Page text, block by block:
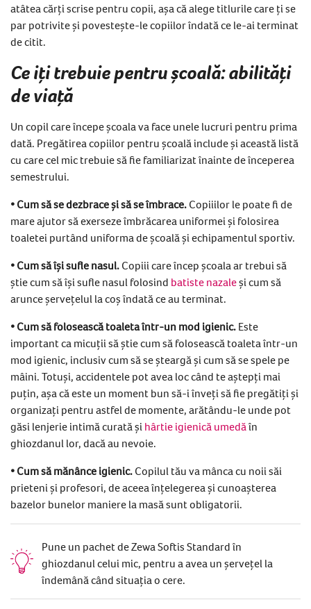
atâtea cărți scrise pentru copii, așa că alege titlurile care ți se
par potrivite și povestește-le copiilor îndată ce le-ai terminat
de citit.
Ce iți trebuie pentru școală: abilități
de viață
Un copil care începe școala va face unele lucruri pentru prima
dată. Pregătirea copiilor pentru școală include și această listă
cu care cel mic trebuie să fie familiarizat înainte de începerea
semestrului.
• Cum să se dezbrace și să se îmbrace. Copiiilor le poate fi de
mare ajutor să exerseze îmbrăcarea uniformei și folosirea
toaletei purtând uniforma de școală și echipamentul sportiv.
• Cum să își sufle nasul. Copiii care încep școala ar trebui să
știe cum să își sufle nasul folosind batiste nazaleși cum să
arunce șervețelul la coș îndată ce au terminat.
• Cum să folosească toaleta într-un mod igienic. Este
important ca micuții să știe cum să folosească toaleta într-un
mod igienic, inclusiv cum să se șteargă și cum să se spele pe
mâini. Totuși, accidentele pot avea loc când te aștepți mai
puțin, așa că este un moment bun să-i înveți să fie pregătiți și
organizați pentru astfel de momente, arătându-le unde pot
găsi lenjerie intimă curată și hârtie igienică umedă în
ghiozdanul lor, dacă au nevoie.
• Cum să mănânce igienic. Copilul tău va mânca cu noii săi
prieteni și profesori, de aceea înțelegerea și cunoașterea
bazelor bunelor maniere la masă sunt obligatorii.
Pune un pachet de Zewa Softis Standard în
ghiozdanul celui mic, pentru a avea un șervețel la
îndemână când situația o cere.